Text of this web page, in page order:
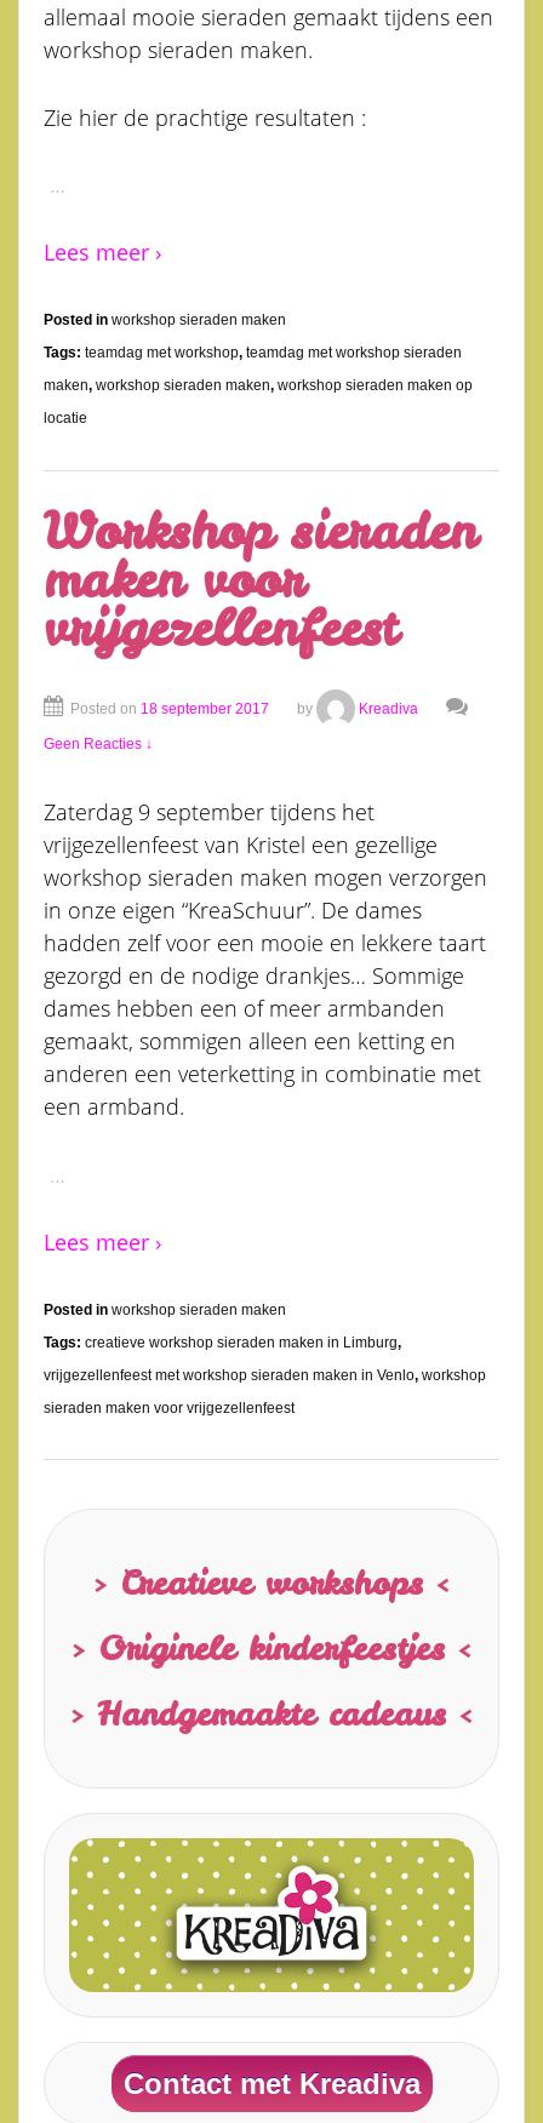
allemaal mooie sieraden gemaakt tijdens een
workshop sieraden maken.
Zie hier de prachtige resultaten :
…
Lees meer ›
Posted in workshop sieraden maken
Tags: teamdag met workshop, teamdag met workshop sieraden
maken, workshop sieraden maken, workshop sieraden maken op
locatie
Workshop sieraden
maken voor
vrijgezellenfeest
Posted on 18 september 2017 by Kreadiva
Geen Reacties ↓
Zaterdag 9 september tijdens het
vrijgezellenfeest van Kristel een gezellige
workshop sieraden maken mogen verzorgen
in onze eigen “KreaSchuur”. De dames
hadden zelf voor een mooie en lekkere taart
gezorgd en de nodige drankjes… Sommige
dames hebben een of meer armbanden
gemaakt, sommigen alleen een ketting en
anderen een veterketting in combinatie met
een armband.
…
Lees meer ›
Posted in workshop sieraden maken
Tags: creatieve workshop sieraden maken in Limburg,
vrijgezellenfeest met workshop sieraden maken in Venlo, workshop
sieraden maken voor vrijgezellenfeest
> Creatieve workshops <
> Originele kinderfeestjes <
> Handgemaakte cadeaus <
Contact met Kreadiva